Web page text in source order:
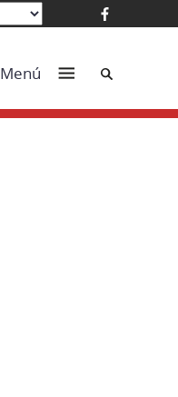
Menú Cerca